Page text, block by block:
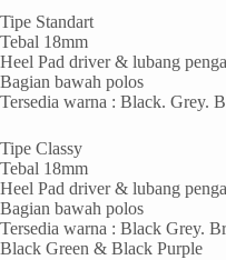
Tipe Standart
Tebal 18mm
Heel Pad driver & lubang
Bagian bawah polos
Tersedia warna : Black. Grey.
Tipe Classy
Tebal 18mm
Heel Pad driver & lubang
Bagian bawah polos
Tersedia warna : Black Grey.
Black Green & Black Purple